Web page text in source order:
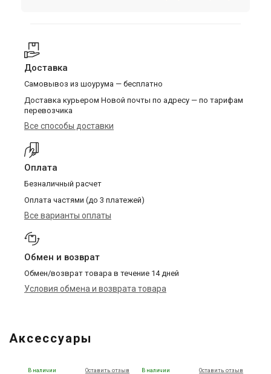
Доставка
Самовывоз из шоурума — бесплатно
Доставка курьером Новой почты по адресу — по тарифам
перевозчика
Все способы доставки
Оплата
Безналичный расчет
Оплата частями (до 3 платежей)
Все варианты оплаты
Обмен и возврат
Обмен/возврат товара в течение 14 дней
Условия обмена и возврата товара
Аксессуары
В наличии Оставить отзыв В наличии Оставить отзыв